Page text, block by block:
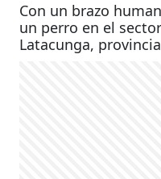
Con un brazo
un perro en el
Latacunga,